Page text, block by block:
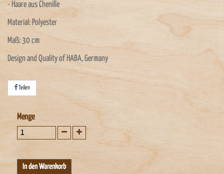
- Haare aus Chenille
Material: Polyester
Maß: 30 cm
Design and Quality of HABA, Germany
Teilen
Menge